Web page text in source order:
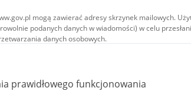
mogą zawierać adresy skrzynek mailowych.
podanych danych w wiadomości) w celu
danych osobowych.
w serwisie (z wyłączeniem treści
licencji typu Creative Commons: uznanie autorstwa - na
BY-SA 4.0). Materiały audiowizualne, w tym zdjęcia,
licencji typu Creative Commons: uznanie autorstwa
prawidłowego funkcjonowania